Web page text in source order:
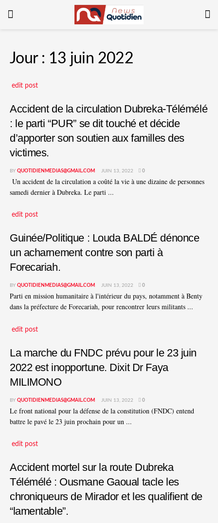
Jour : 13 juin 2022
edit post
Accident de la circulation Dubreka-Télémélé
: le parti “PUR” se dit touché et décide
d’apporter son soutien aux familles des
victimes.
BY QUOTIDIENMEDIAS@GMAIL.COM JUIN 13, 2022 0
Un accident de la circulation a coûté la vie à une dizaine de personnes
samedi dernier à Dubreka. Le parti ...
edit post
Guinée/Politique : Louda BALDÉ dénonce
un acharnement contre son parti à
Forecariah.
BY QUOTIDIENMEDIAS@GMAIL.COM JUIN 13, 2022 0
Parti en mission humanitaire à l'intérieur du pays, notamment à Benty
dans la préfecture de Forecariah, pour rencontrer leurs militants ...
edit post
La marche du FNDC prévu pour le 23 juin
2022 est inopportune. Dixit Dr Faya
MILIMONO
BY QUOTIDIENMEDIAS@GMAIL.COM JUIN 13, 2022 0
Le front national pour la défense de la constitution (FNDC) entend
battre le pavé le 23 juin prochain pour un ...
edit post
Accident mortel sur la route Dubreka
Télémélé : Ousmane Gaoual tacle les
chroniqueurs de Mirador et les qualifient de
“lamentable”.